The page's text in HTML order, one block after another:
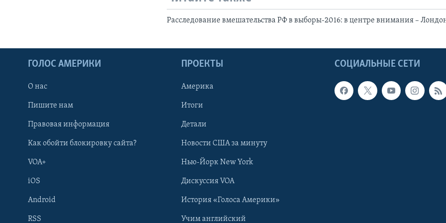
Расследование вмешательства РФ в выборы-2016: в центре внимания –
СОЦИАЛЬНЫЕ СЕТИ
ГОЛОС АМЕРИКИ
О нас
Пишите нам
Правовая информация
Как обойти блокировку сайта?
VOA+
iOS
Android
RSS
ПРОЕКТЫ
Америка
Итоги
Детали
Новости США за минуту
Нью-Йорк New York
Дискуссия VOA
История «Голоса Америки»
Учим английский